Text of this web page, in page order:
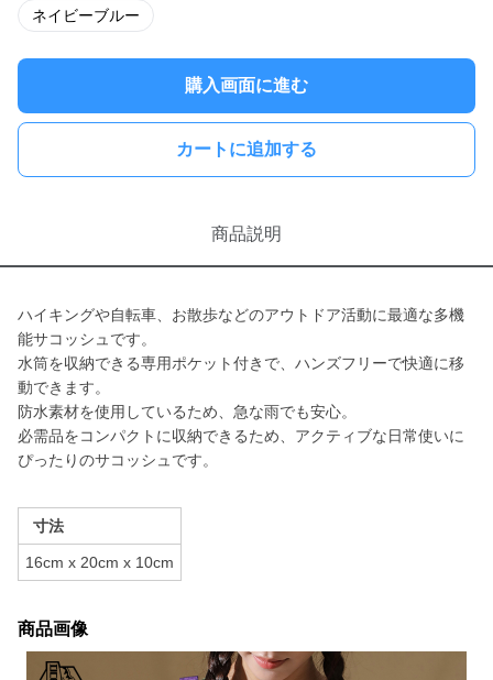
ネイビーブルー
購入画面に進む
カートに追加する
商品説明
ハイキングや自転車、お散歩などのアウトドア活動に最適な多機
能サコッシュです。
水筒を収納できる専用ポケット付きで、ハンズフリーで快適に移
動できます。
防水素材を使用しているため、急な雨でも安心。
必需品をコンパクトに収納できるため、アクティブな日常使いに
ぴったりのサコッシュです。
寸法
16cm x 20cm x 10cm
商品画像